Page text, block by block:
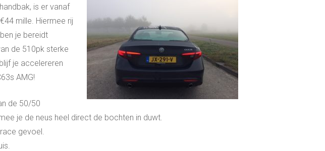
is er vanaf
mille. Hiermee rij
je bereidt
de 510pk sterke
je accelereren
AMG!
de 50/50
je de neus heel direct de bochten in duwt.
gevoel.